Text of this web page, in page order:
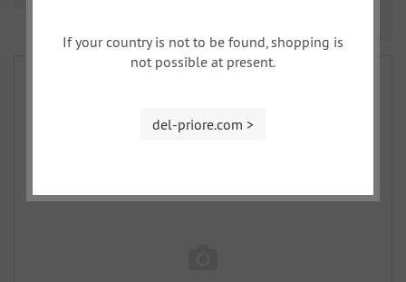
If your country is not to be found, shopping is
not possible at present.
del-priore.com >